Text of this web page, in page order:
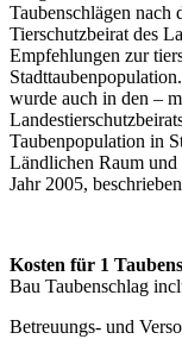
Taubenschlägen
Tierschutzbeirat des
Empfehlungen zur
wurde auch in den –
Taubenpopulation in
Ländlichen Raum
Jahr 2005,
Kosten für 1
Bau Taubenschlag
Betreuungs- und